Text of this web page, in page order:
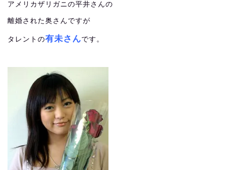
アメリカザリガニの平井さんの
離婚された奥さんですが
タレントの有未さんです。